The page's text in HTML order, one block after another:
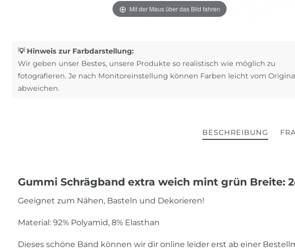
Mit der Maus über das Bild fahren
💡 Hinweis zur Farbdarstellung:
Wir geben unser Bestes, unsere Produkte so realistisch wie möglich zu
fotografieren. Je nach Monitoreinstellung können Farben leicht vom
abweichen.
BESCHREIBUNG
Gummi Schrägband extra weich mint grün Breite:
Geeignet zum Nähen, Basteln und Dekorieren!
Material: 92% Polyamid, 8% Elasthan
Dieses schöne Band können wir dir online leider erst ab einer